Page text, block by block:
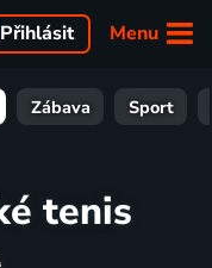
Menu
Přihlásit
Zábava Sport
tenis